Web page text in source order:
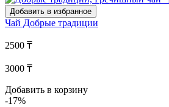
Добавить в избранное
Чай Добрые традиции
2500 ₸
3000 ₸
Добавить в корзину
-17%